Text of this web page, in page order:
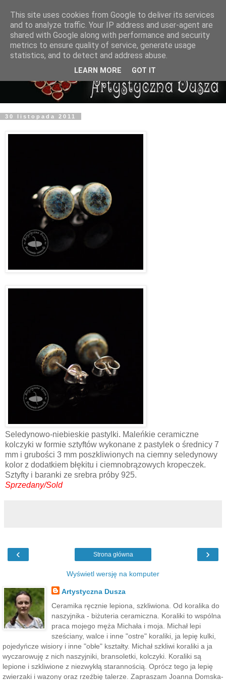
30 listopada 2011
Seledynowo-niebieskie pastylki. Maleńkie ceramiczne
kolczyki w formie sztyftów wykonane z pastylek o średnicy 7
mm i grubości 3 mm poszkliwionych na ciemny seledynowy
kolor z dodatkiem błękitu i ciemnobrązowych kropeczek.
Sztyfty i baranki ze srebra próby 925.
Sprzedany/Sold
‹ ›
Strona główna
Wyświetl wersję na komputer
Artystyczna Dusza
Ceramika ręcznie lepiona, szkliwiona. Od koralika do
naszyjnika - biżuteria ceramiczna. Koraliki to wspólna
praca mojego męża Michała i moja. Michał lepi
sześciany, walce i inne "ostre" koraliki, ja lepię kulki,
pojedyńcze wisiory i inne "obłe" kształty. Michał szkliwi koraliki a ja
wyczarowuję z nich naszyjniki, bransoletki, kolczyki. Koraliki są
lepione i szkliwione z niezwykłą starannością. Oprócz tego ja lepię
zwierzaki i wazony oraz rzeźbię talerze. Zapraszam Joanna Domska-
This site uses cookies from Google to deliver its services
and to analyze traffic. Your IP address and user-agent are
shared with Google along with performance and security
metrics to ensure quality of service, generate usage
statistics, and to detect and address abuse.
LEARN MORE GOT IT